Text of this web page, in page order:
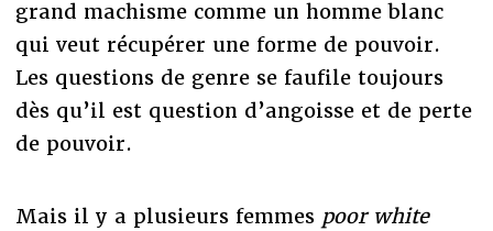
grand machisme comme un homme blanc
qui veut récupérer une forme de pouvoir.
Les questions de genre se faufile toujours
dès qu’il est question d’angoisse et de perte
de pouvoir.
Mais il y a plusieurs femmes poor white